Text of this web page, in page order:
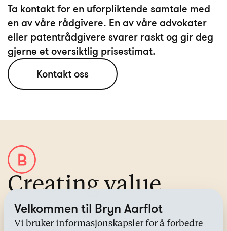
Ta kontakt for en uforpliktende samtale med
en av våre rådgivere. En av våre advokater
eller patentrådgivere svarer raskt og gir deg
Kontakt oss
Creating value
through IP
Velkommen til Bryn Aarflot
Vi bruker informasjonskapsler for å forbedre